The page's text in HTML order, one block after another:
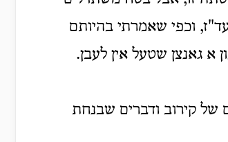
וכפי שאמרתי בהיותם
א גאנצן שטעל אין לעבן.
של קירוב ודברים שבנחת